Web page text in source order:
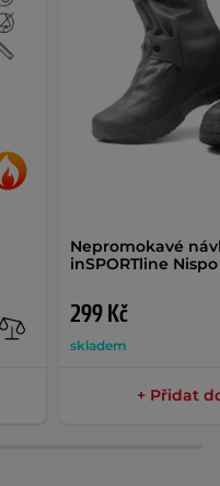
Nepromokavé
inSPORTline Nispo
299 Kč
skladem
+ Přidat